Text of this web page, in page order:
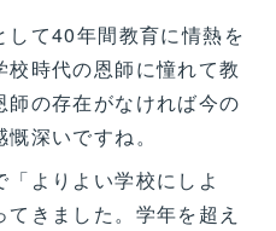
て40年間教育に情熱を
時代の恩師に憧れて教
師の存在がなければ今の
深いですね。
よりよい学校にしよ
きました。学年を超え